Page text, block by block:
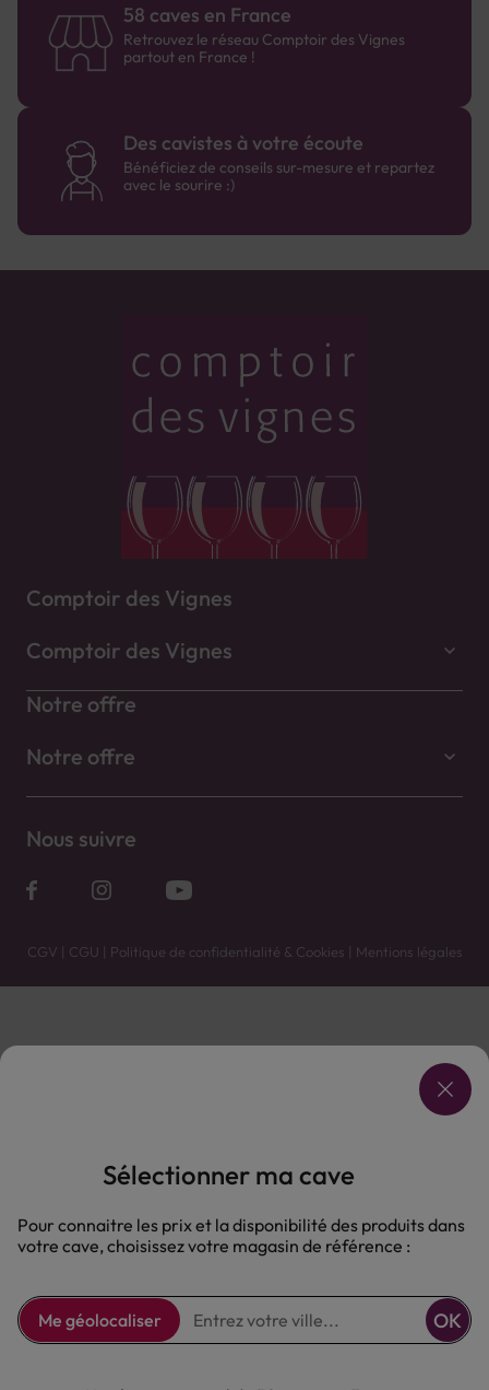
58 caves en France
Retrouvez le réseau Comptoir des Vignes
partout en France !
Des cavistes à votre écoute
Bénéficiez de conseils sur-mesure et repartez
avec le sourire :)
Comptoir des Vignes
Comptoir des Vignes
Notre offre
Notre offre
Nous suivre
CGV | CGU | Politique de confidentialité & Cookies | Mentions légales
Vente uniquement en caves. Contactez votre caviste pour plus de renseignements.
L'ABUS D'ALCOOL EST DANGEREUX POUR LA SANTÉ, À CONSOMMER AVEC MODÉRATION.
Sélectionner ma cave
Pour connaitre les prix et la disponibilité des produits dans
votre cave, choisissez votre magasin de référence :
Me géolocaliser OK